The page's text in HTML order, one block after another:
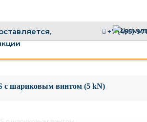
+7 (495)
c шариковым винтом (5 kN)